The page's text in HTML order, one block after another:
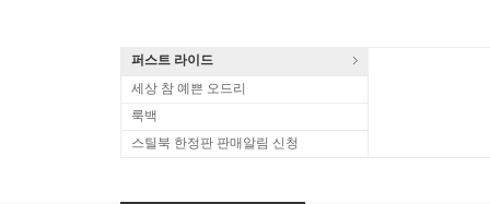
퍼스트 라이드
세상 참 예쁜 오드리
룩백
스틸북 한정판 판매알림 신청